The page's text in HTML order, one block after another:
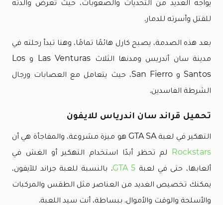
يواجه العديد من التحديات والصعوبات، حيث تعرض والدته
للقتل وأسرته للدمار.
بعد هذه الصدمة، يصبح كارل هائمًا تمامًا، وهنا تبدأ رحلته في
مدينة سان أندريس ومدنها الثلاث Las Venturas و Los
Santos و San Fierro، حيث يتعامل مع العصابات ورجال
الشرطة الفاسدين.
تحميل قراند سان اندرياس للايفون
التهكير في لعبة GTA SA هو ميزة مشروعة، والمفاجأة هي أن
Rockstars لم تحظر أبدًا استخدام التهكير أو الغش في
ألعابها، حتى في لعبة GTA 5. بالنسبة للعبة جراند للآيفون،
يمكنك تخصيص العديد من العناصر مثل الطقس والمركبات
والأسلحة والوقت والأموال. ببساطة، أنت سيد اللعبة.